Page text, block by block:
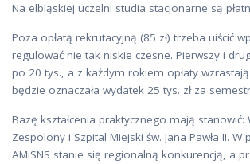
Na elbląskiej uczelni studia stacjonarne są
Poza opłatą rekrutacyjną (85 zł) trzeba uiścić
regulować nie tak niskie czesne. Pierwszy i
po 20 tys., a z każdym rokiem opłaty
będzie oznaczała wydatek 25 tys. zł za
Bazę kształcenia praktycznego mają stanowić:
Zespolony i Szpital Miejski św. Jana Pawła II. W
AMiSNS stanie się regionalną konkurencją, a